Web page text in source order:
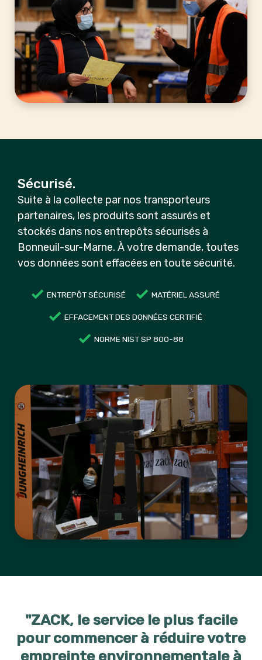
Sécurisé.
Suite à la collecte par nos transporteurs
partenaires, les produits sont assurés et
stockés dans nos entrepôts sécurisés à
Bonneuil-sur-Marne. À votre demande, toutes
vos données sont effacées en toute sécurité.
ENTREPÔT SÉCURISÉ MATÉRIEL ASSURÉ
EFFACEMENT DES DONNÉES CERTIFIÉ
NORME NIST SP 800-88
"ZACK, le service le plus facile
pour commencer à réduire votre
empreinte environnementale à